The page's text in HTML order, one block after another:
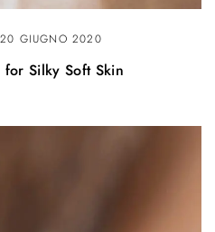
20 GIUGNO 2020
Silky Soft Skin